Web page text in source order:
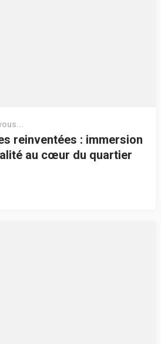
reinventées : immersion
au cœur du quartier